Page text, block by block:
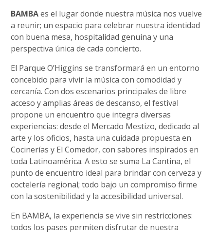
BAMBAes el lugar donde nuestra música nos vuelve
a reunir; un espacio para celebrar nuestra identidad
con buena mesa, hospitalidad genuina y una
perspectiva única de cada concierto.
El Parque O’Higgins se transformará en un entorno
concebido para vivir la música con comodidad y
cercanía. Con dos escenarios principales de libre
acceso y amplias áreas de descanso, el festival
propone un encuentro que integra diversas
experiencias: desde el Mercado Mestizo, dedicado al
arte y los oficios, hasta una cuidada propuesta en
Cocinerías y El Comedor, con sabores inspirados en
toda Latinoamérica. A esto se suma La Cantina, el
punto de encuentro ideal para brindar con cerveza y
coctelería regional; todo bajo un compromiso firme
con la sostenibilidad y la accesibilidad universal.
En BAMBA, la experiencia se vive sin restricciones:
todos los pases permiten disfrutar de nuestra